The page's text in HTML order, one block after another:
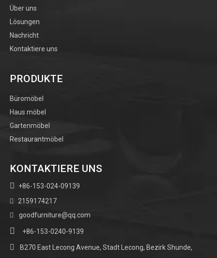
Über uns
Lösungen
Nachricht
Kontaktiere uns
PRODUKTE
Büromöbel
Haus möbel
Gartenmöbel
Restaurantmöbel
KONTAKTIERE UNS
 +86-153-024-09139
 2159174217
 goodfurniture@qq.com
 +86-153-0240-9139

B270 East Lecong Avenue, Stadt Lecong, Bezirk Shunde,